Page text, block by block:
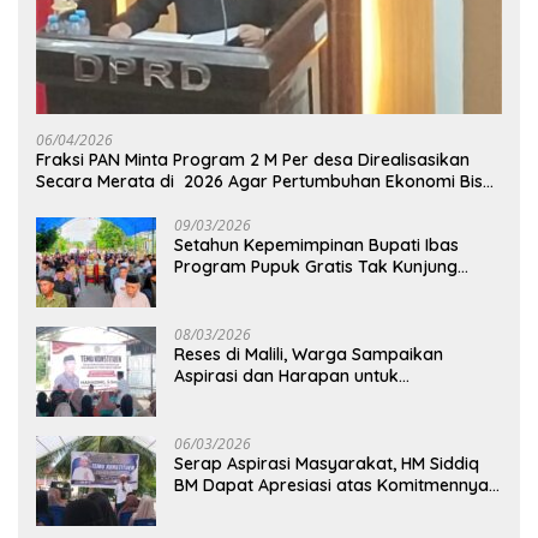
06/04/2026
Fraksi PAN Minta Program 2 M Per desa Direalisasikan
Secara Merata di 2026 Agar Pertumbuhan Ekonomi Bisa
09/03/2026
Setahun Kepemimpinan Bupati Ibas
Program Pupuk Gratis Tak Kunjung
08/03/2026
Reses di Malili, Warga Sampaikan
Aspirasi dan Harapan untuk
06/03/2026
Serap Aspirasi Masyarakat, HM Siddiq
BM Dapat Apresiasi atas Komitmennya